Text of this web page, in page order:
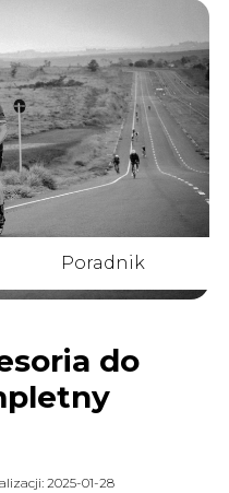
Poradnik
do
2025-01-28